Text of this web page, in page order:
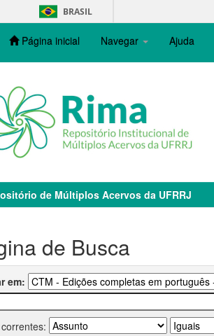
BRASIL
Página inicial Navegar Ajuda
de Múltiplos Acervos da UFRRJ
de Busca
em: